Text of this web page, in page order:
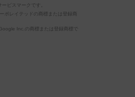
ビスマークです。
ポレイテッドの商標または登録商
Inc.の商標または登録商標で